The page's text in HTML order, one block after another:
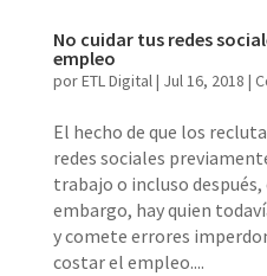
No cuidar tus redes
empleo
porETL Digital| Jul 16, 2018 |
El hecho de que los
redes sociales
trabajo o incluso después,
embargo, hay quien
y comete errores
costar el empleo....